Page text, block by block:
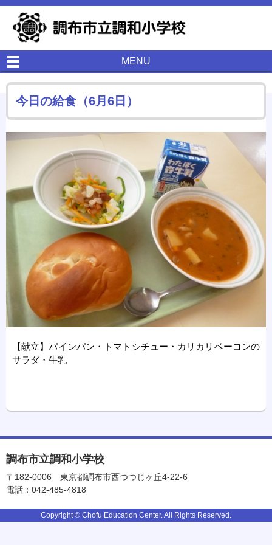
MENU
今日の給食（6月6日）
【献立】パインパン・トマトシチュー・カリカリベーコンの
サラダ・牛乳
調布市立調和小学校
〒182-0006
東京都調布市西つつじヶ丘4-22-6
電話：042-485-4818
Copyright © Chofu Education Center. All Rights Reserved.